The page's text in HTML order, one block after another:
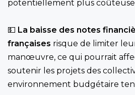
potentiellement plus
💵 La baisse des notes
françaises risque de limiter
manœuvre, ce qui pourrait
soutenir les projets des
environnement budgétaire